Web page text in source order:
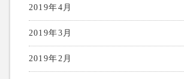
2019年4月
2019年3月
2019年2月